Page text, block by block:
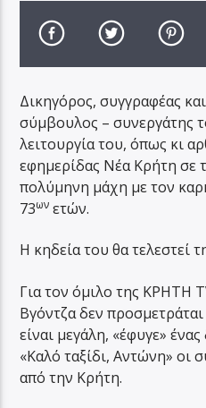
Δικηγόρος, συγγραφέας
σύμβουλος – συνεργάτης
λειτουργία του, όπως κι
εφημερίδας Νέα Κρήτη σε
πολύμηνη μάχη με τον
73ων ετών.
Η κηδεία του θα τελεστεί
Για τον όμιλο της ΚΡΗΤΗ
Βγόντζα δεν
είναι μεγάλη, «έφυγε»
«Καλό ταξίδι, Αντώνη» οι
από την Κρήτη.